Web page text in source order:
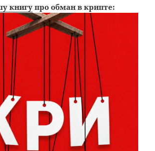
книгупро обман в крипте: